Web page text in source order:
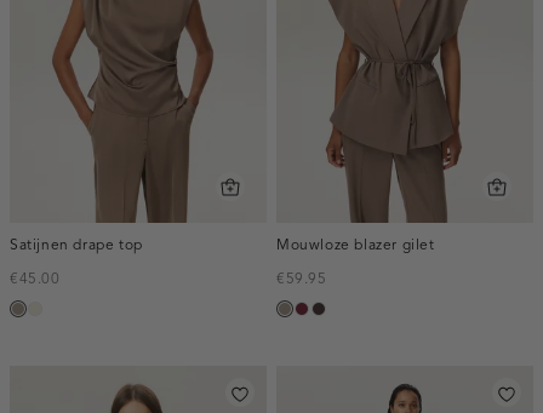
Satijnen drape top
€45.00
taupe,
Mouwloze blazer gilet
€59.95
taupe,
bordeaux,
choco,